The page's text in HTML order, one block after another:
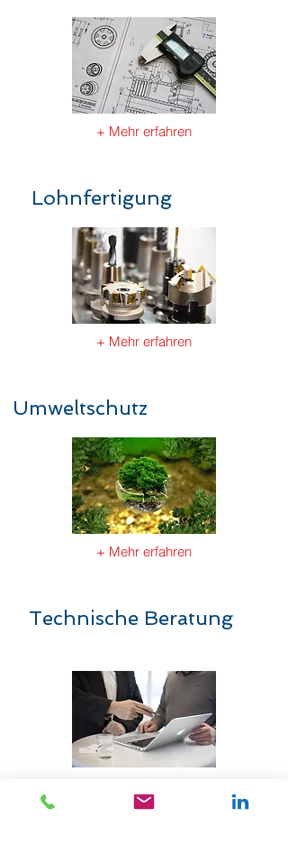
+ Mehr erfahren
Lohnfertigung
+ Mehr erfahren
Umweltschutz
+ Mehr erfahren
Technische Beratung